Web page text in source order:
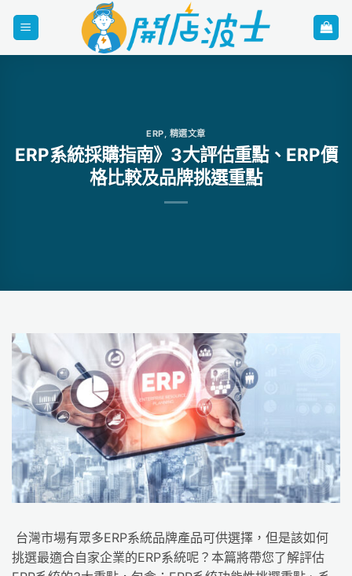
ERP, 精選文章
ERP系統採購指南》3大評估重點、ERP價
格比較及品牌挑選重點
台灣市場有眾多ERP系統品牌產品可供選擇，但是該如何
挑選最適合自家企業的ERP系統呢？本篇將帶您了解評估